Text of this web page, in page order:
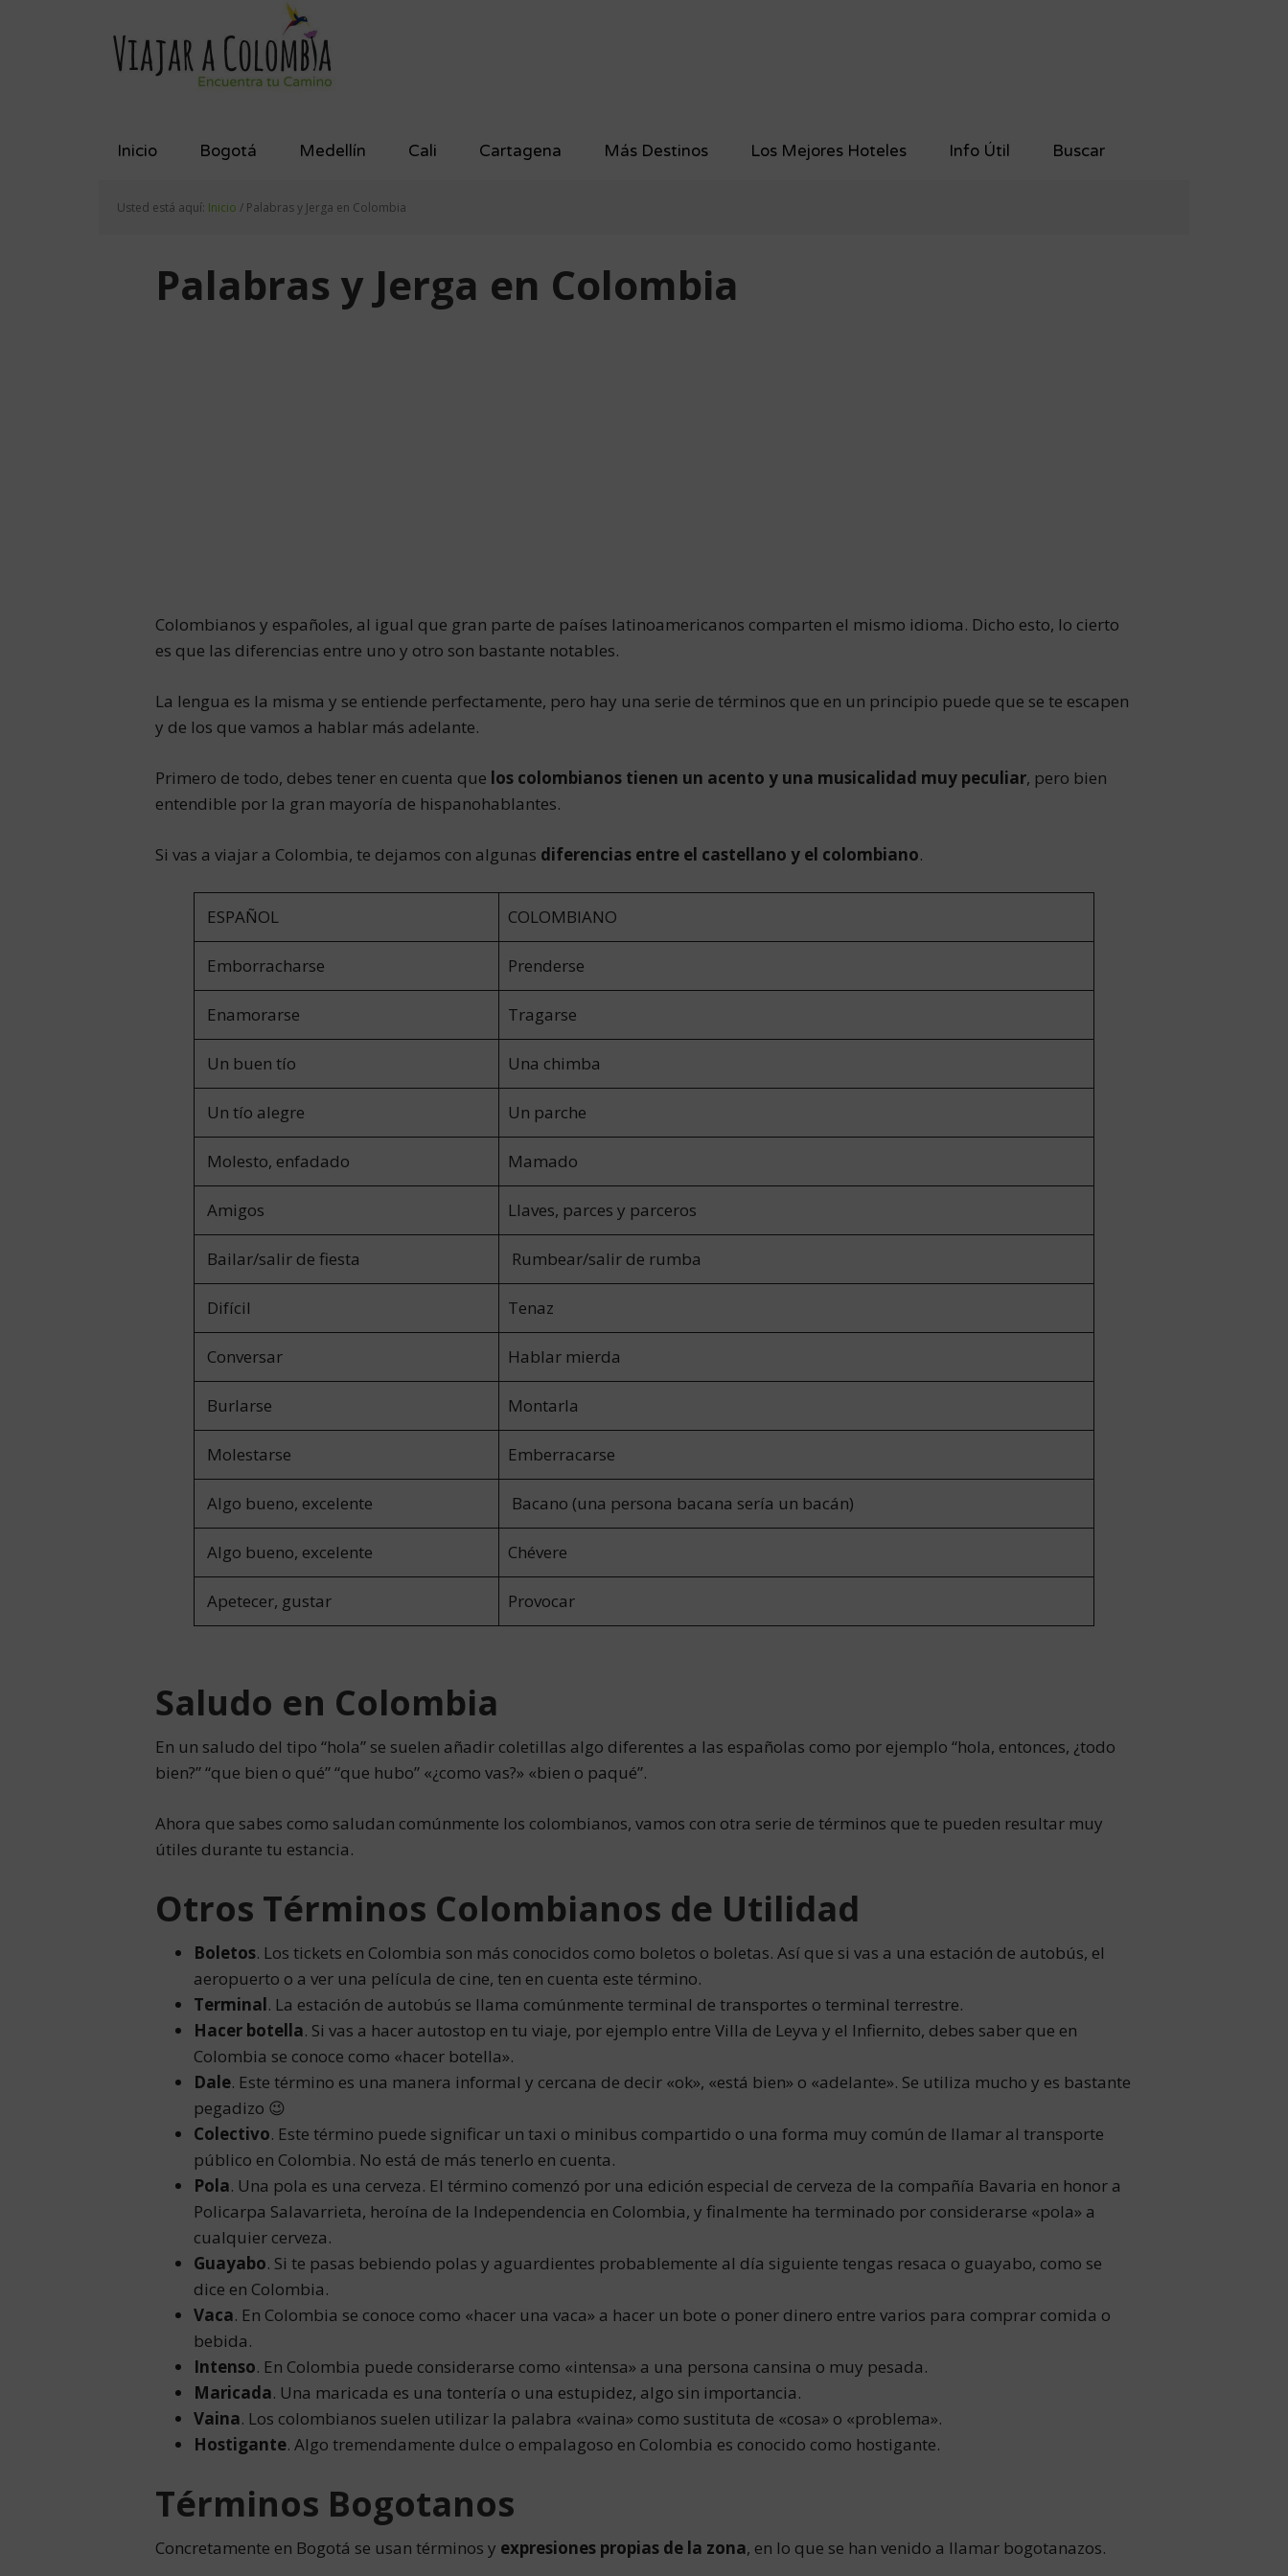
contenido
pie
Inicio Bogotá Medellín Cali Cartagena Más Destinos Los Mejores Hoteles Info Útil Buscar
Usted está aquí: Inicio / Palabras y Jerga en Colombia
Palabras y Jerga en Colombia
Colombianos y españoles, al igual que gran parte de países latinoamericanos comparten el mismo idioma. Dicho esto, lo cierto
es que las diferencias entre uno y otro son bastante notables.
La lengua es la misma y se entiende perfectamente, pero hay una serie de términos que en un principio puede que se te escapen
y de los que vamos a hablar más adelante.
Primero de todo, debes tener en cuenta que los colombianos tienen un acento y una musicalidad muy peculiar, pero bien
entendible por la gran mayoría de hispanohablantes.
Si vas a viajar a Colombia, te dejamos con algunas diferencias entre el castellano y el colombiano.
ESPAÑOL COLOMBIANO
Emborracharse Prenderse
Enamorarse Tragarse
Un buen tío Una chimba
Un tío alegre Un parche
Molesto, enfadado Mamado
Amigos Llaves, parces y parceros
Bailar/salir de fiesta Rumbear/salir de rumba
Difícil Tenaz
Conversar Hablar mierda
Burlarse Montarla
Molestarse Emberracarse
Algo bueno, excelente Bacano (una persona bacana sería un bacán)
Algo bueno, excelente Chévere
Apetecer, gustar Provocar
Saludo en Colombia
En un saludo del tipo “hola” se suelen añadir coletillas algo diferentes a las españolas como por ejemplo “hola, entonces, ¿todo
bien?” “que bien o qué” “que hubo” «¿como vas?» «bien o paqué”.
Ahora que sabes como saludan comúnmente los colombianos, vamos con otra serie de términos que te pueden resultar muy
útiles durante tu estancia.
Otros Términos Colombianos de Utilidad
Boletos. Los tickets en Colombia son más conocidos como boletos o boletas. Así que si vas a una estación de autobús, el
aeropuerto o a ver una película de cine, ten en cuenta este término.
Terminal. La estación de autobús se llama comúnmente terminal de transportes o terminal terrestre.
Hacer botella. Si vas a hacer autostop en tu viaje, por ejemplo entre Villa de Leyva y el Infiernito, debes saber que en
Colombia se conoce como «hacer botella».
Dale. Este término es una manera informal y cercana de decir «ok», «está bien» o «adelante». Se utiliza mucho y es bastante
pegadizo 😉
Colectivo. Este término puede significar un taxi o minibus compartido o una forma muy común de llamar al transporte
público en Colombia. No está de más tenerlo en cuenta.
Pola. Una pola es una cerveza. El término comenzó por una edición especial de cerveza de la compañía Bavaria en honor a
Policarpa Salavarrieta, heroína de la Independencia en Colombia, y finalmente ha terminado por considerarse «pola» a
cualquier cerveza.
Guayabo. Si te pasas bebiendo polas y aguardientes probablemente al día siguiente tengas resaca o guayabo, como se
dice en Colombia.
Vaca. En Colombia se conoce como «hacer una vaca» a hacer un bote o poner dinero entre varios para comprar comida o
bebida.
Intenso. En Colombia puede considerarse como «intensa» a una persona cansina o muy pesada.
Maricada. Una maricada es una tontería o una estupidez, algo sin importancia.
Vaina. Los colombianos suelen utilizar la palabra «vaina» como sustituta de «cosa» o «problema».
Hostigante. Algo tremendamente dulce o empalagoso en Colombia es conocido como hostigante.
Términos Bogotanos
Concretamente en Bogotá se usan términos y expresiones propias de la zona, en lo que se han venido a llamar bogotanazos.